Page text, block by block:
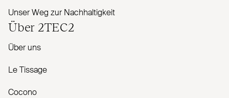
Unser Weg zur Nachhaltigkeit
Über 2TEC2
Über uns
Le Tissage
Cocono